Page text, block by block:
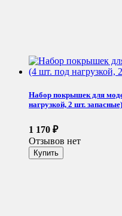
Набор покрышек для
нагрузкой, 2 шт.
1 170 ₽
Отзывов нет